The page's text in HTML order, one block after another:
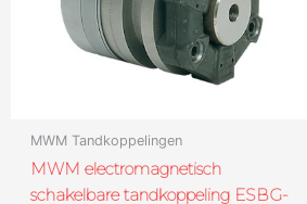
MWM Tandkoppelingen
MWM electromagnetisch
schakelbare tandkoppeling ESBG-